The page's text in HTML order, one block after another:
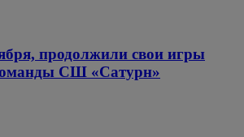
продолжили свои игры
СШ «Сатурн»